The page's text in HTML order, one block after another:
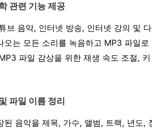
관련 기능 제공
브 음악, 인터넷 방송, 인터넷 강의 및
오는 모든 소리를 녹음하고 MP3 파일
파일 감상을 위한 재생 속도 조절,
파일 이름 정리
된 음악을 제목, 가수, 앨범, 트랙, 년도,